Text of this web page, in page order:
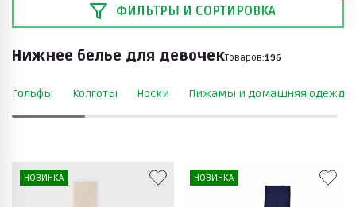
ФИЛЬТРЫ И СОРТИРОВКА
Нижнее белье для девочекТоваров:196
Гольфы Колготы Носки Пижамы и домашняя одежда
НОВИНКА НОВИНКА